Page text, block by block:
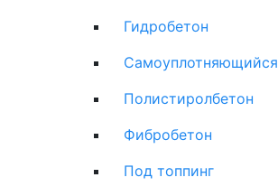
Гидробетон
Самоуплотняющийся
Полистиролбетон
Фибробетон
Под топпинг